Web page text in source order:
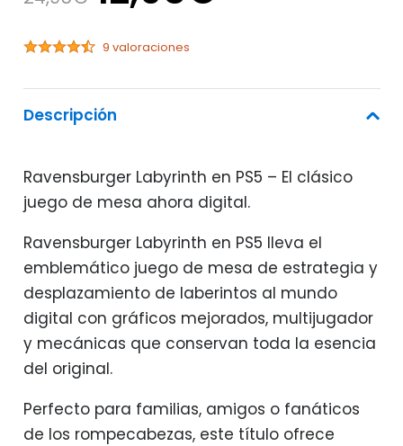
precio
original
era:
24,95€.
precio
12,95€.
9 valoraciones
Descripción
Ravensburger Labyrinth en PS5 – El clásico
juego de mesa ahora digital.
Ravensburger Labyrinth en PS5 lleva el
emblemático juego de mesa de estrategia y
desplazamiento de laberintos al mundo
digital con gráficos mejorados, multijugador
y mecánicas que conservan toda la esencia
del original.
Perfecto para familias, amigos o fanáticos
de los rompecabezas, este título ofrece